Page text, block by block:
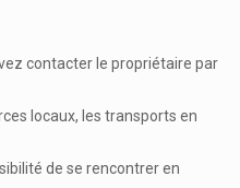
contacter le propriétaire par
locaux, les transports en
de se rencontrer en